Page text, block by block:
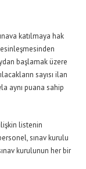
katılmaya hak
başlamak üzere
sayısı ilan
aynı puana sahip
listenin
sınav kurulu
kurulunun her bir